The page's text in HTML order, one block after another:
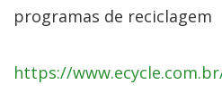
programas de reciclagem
https://